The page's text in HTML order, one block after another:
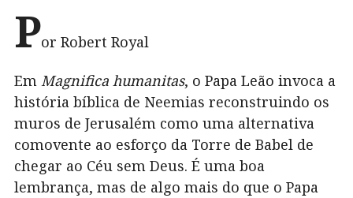
Por Robert Royal
Em Magnifica humanitas, o Papa Leão invoca a
história bíblica de Neemias reconstruindo os
muros de Jerusalém como uma alternativa
comovente ao esforço da Torre de Babel de
chegar ao Céu sem Deus. É uma boa
lembrança, mas de algo mais do que o Papa